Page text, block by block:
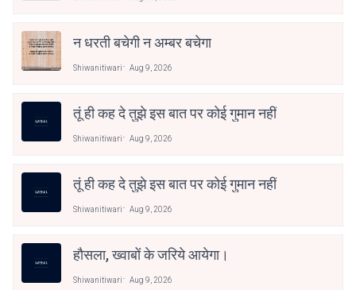
न धरती बचेगी न अम्बर बचेगा
Shiwanitiwari Aug 9, 2026
तूं ही कह दे तुझे इस बात पर कोई गुमान नहीं
Shiwanitiwari Aug 9, 2026
तूं ही कह दे तुझे इस बात पर कोई गुमान नहीं
Shiwanitiwari Aug 9, 2026
हौसला, ख्वाबों के जरिये आयेगा।
Shiwanitiwari Aug 9, 2026